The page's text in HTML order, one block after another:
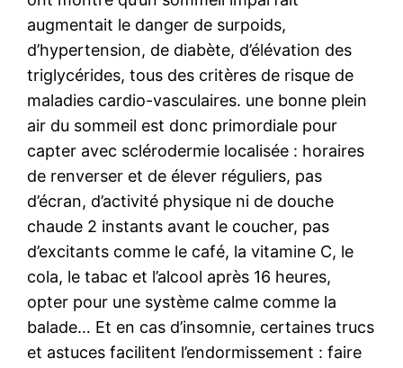
augmentait le danger de surpoids,
d’hypertension, de diabète, d’élévation des
triglycérides, tous des critères de risque de
maladies cardio-vasculaires. une bonne plein
air du sommeil est donc primordiale pour
capter avec sclérodermie localisée : horaires
de renverser et de élever réguliers, pas
d’écran, d’activité physique ni de douche
chaude 2 instants avant le coucher, pas
d’excitants comme le café, la vitamine C, le
cola, le tabac et l’alcool après 16 heures,
opter pour une système calme comme la
balade… Et en cas d’insomnie, certaines trucs
et astuces facilitent l’endormissement : faire